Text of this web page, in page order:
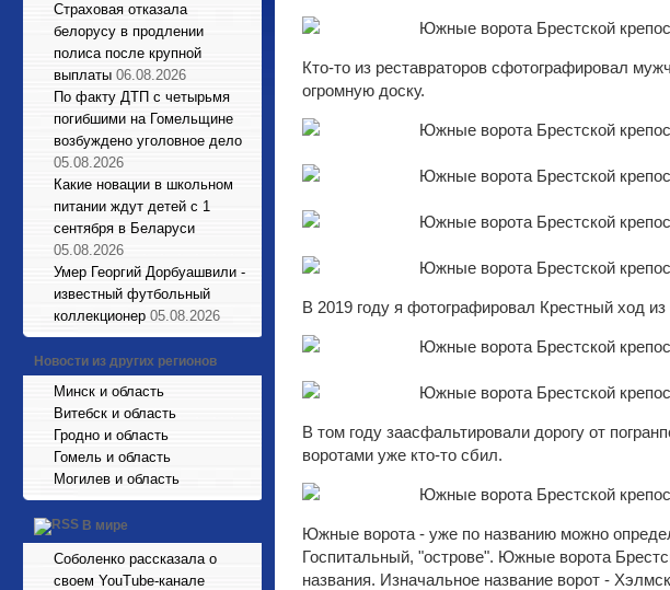
Страховая отказала
белорусу в продлении
полиса после крупной
выплаты 06.08.2026
По факту ДТП с четырьмя
погибшими на Гомельщине
возбуждено уголовное дело
05.08.2026
Какие новации в школьном
питании ждут детей с 1
сентября в Беларуси
05.08.2026
Умер Георгий Дорбуашвили -
известный футбольный
коллекционер 05.08.2026
Новости из других регионов
Минск и область
Витебск и область
Гродно и область
Гомель и область
Могилев и область
В мире
Соболенко рассказала о
своем YouTube-канале
Кто-то из реставраторов сфотографировал
огромную доску.
В 2019 году я фотографировал Крестный ход
В том году заасфальтировали дорогу от
воротами уже кто-то сбил.
Южные ворота - уже по названию можно
Госпитальный, "острове". Южные ворота
названия. Изначальное название ворот -